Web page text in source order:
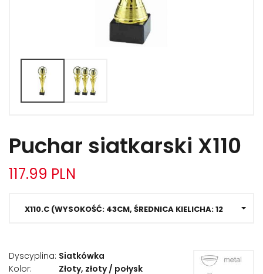
Puchary koszykówka
Puchary tenis
Puchary biegi
Puchary wędkarskie
Puchary straż
Puchary taniec
Puchary rowerowe
Puchar siatkarski X110
117.99 PLN
X110.C (WYSOKOŚĆ: 43CM, ŚREDNICA KIELICHA: 12 CM)
Dyscyplina: Siatkówka
Kolor:
Złoty, złoty / połysk